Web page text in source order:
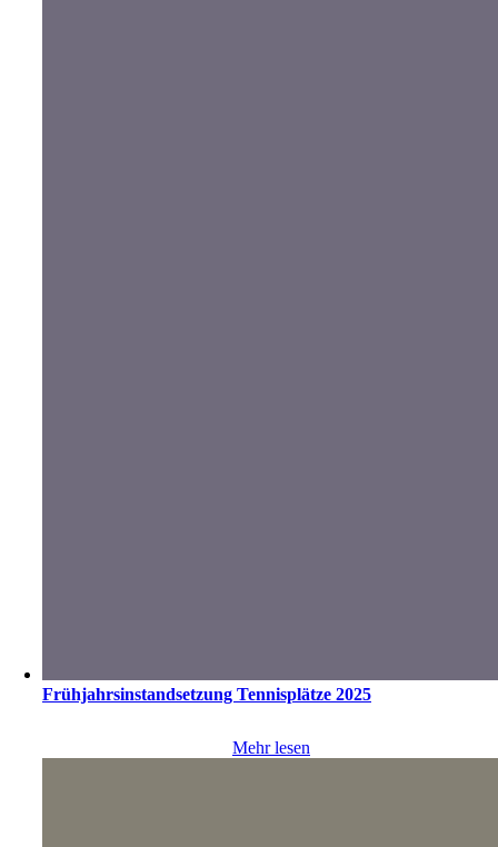
Frühjahrsinstandsetzung Tennisplätze 2025
Mehr lesen